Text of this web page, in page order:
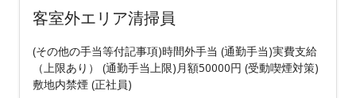
客室外エリア清掃員
(その他の手当等付記事項)時間外手当 (通勤手当)実費支給
（上限あり） (通勤手当上限)月額50000円 (受動喫煙対策)
敷地内禁煙 (正社員)